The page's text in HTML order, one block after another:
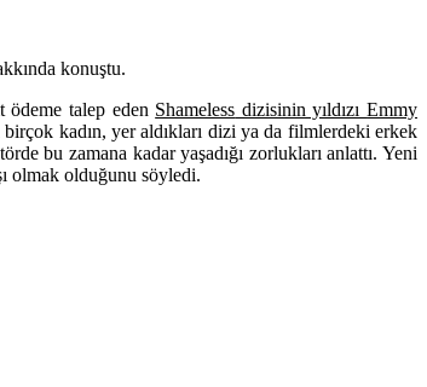
konuştu.
ödeme talep eden Shameless dizisinin yıldızıEmmy
birçok kadın, yer aldıkları dizi ya da filmlerdeki erkek
bu zamana kadar yaşadığı zorlukları anlattı. Yeni
olmak olduğunu söyledi.